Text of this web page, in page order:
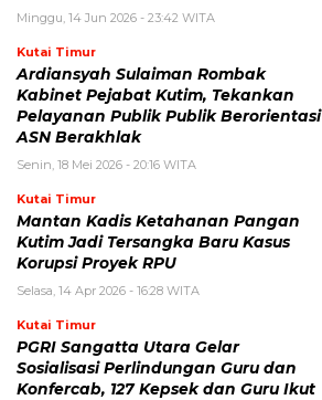
Minggu, 14 Jun 2026 - 23:42 WITA
Kutai Timur
Ardiansyah Sulaiman Rombak
Kabinet Pejabat Kutim, Tekankan
Pelayanan Publik Publik Berorientasi
ASN Berakhlak
Senin, 18 Mei 2026 - 20:16 WITA
Kutai Timur
Mantan Kadis Ketahanan Pangan
Kutim Jadi Tersangka Baru Kasus
Korupsi Proyek RPU
Selasa, 14 Apr 2026 - 16:28 WITA
Kutai Timur
PGRI Sangatta Utara Gelar
Sosialisasi Perlindungan Guru dan
Konfercab, 127 Kepsek dan Guru Ikut